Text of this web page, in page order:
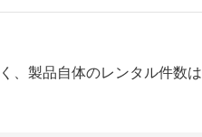
、製品自体のレンタル件数は